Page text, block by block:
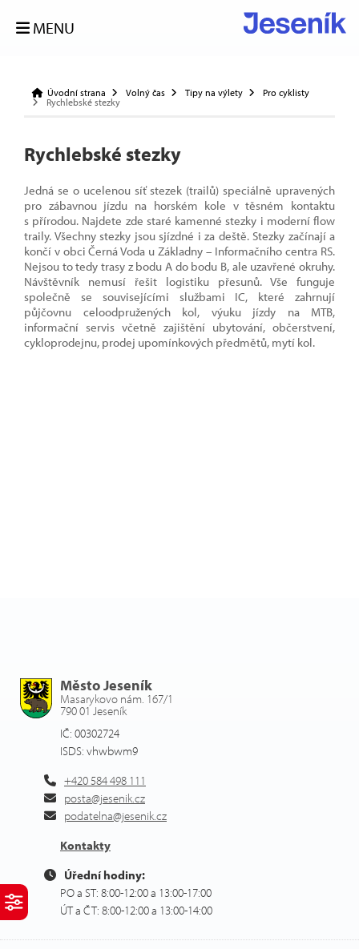
MENU
Úvodní strana Volný čas Tipy na výlety
Pro cyklisty
Rychlebské stezky
Rychlebské stezky
Jedná se o ucelenou síť stezek (trailů) speciálně upravených
pro zábavnou jízdu na horském kole v těsném kontaktu
s přírodou. Najdete zde staré kamenné stezky i moderní flow
traily. Všechny stezky jsou sjízdné i za deště. Stezky začínají a
končí v obci Černá Voda u Základny – Informačního centra RS.
Nejsou to tedy trasy z bodu A do bodu B, ale uzavřené okruhy.
Návštěvník nemusí řešit logistiku přesunů. Vše funguje
společně se souvisejícími službami IC, které zahrnují
půjčovnu celoodpružených kol, výuku jízdy na MTB,
informační servis včetně zajištění ubytování, občerstvení,
cykloprodejnu, prodej upomínkových předmětů, mytí kol.
Město Jeseník
Masarykovo nám. 167/1
790 01 Jeseník
IČ: 00302724
ISDS: vhwbwm9
+420 584 498 111
posta@jesenik.cz
podatelna@jesenik.cz
Kontakty
Úřední hodiny:
PO a ST: 8:00-12:00 a 13:00-17:00
ÚT a ČT: 8:00-12:00 a 13:00-14:00